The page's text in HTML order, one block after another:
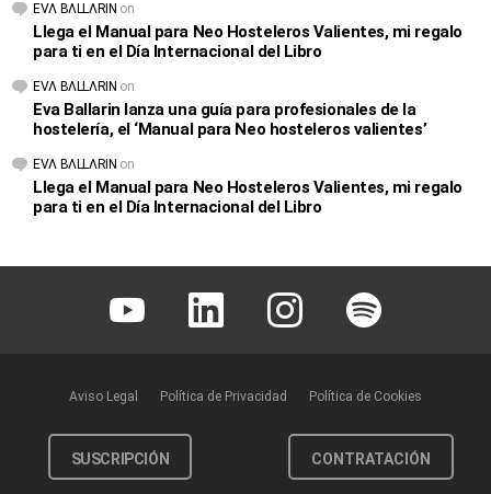
EVΛ BΛLLΛRIN on
Llega el Manual para Neo Hosteleros Valientes, mi regalo
para ti en el Día Internacional del Libro
EVΛ BΛLLΛRIN on
Eva Ballarin lanza una guía para profesionales de la
hostelería, el ‘Manual para Neo hosteleros valientes’
EVΛ BΛLLΛRIN on
Llega el Manual para Neo Hosteleros Valientes, mi regalo
para ti en el Día Internacional del Libro
Youtube Linkedin Instagram Spotify
Aviso Legal Política de Privacidad Política de Cookies
SUSCRIPCIÓN CONTRATACIÓN